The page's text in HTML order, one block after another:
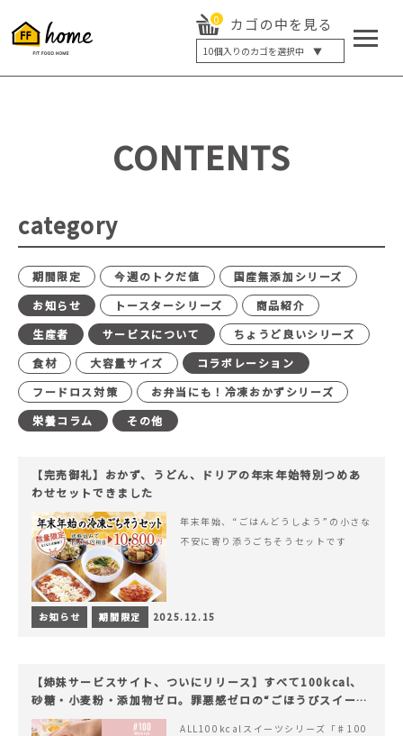
0 カゴの中を見る
10個入りのカゴを選択中 ▼
5個入り
20個入り
最大12%OFF
CONTENTS
category
期間限定 今週のトクだ値
国産無添加シリーズ
お知らせ
トースターシリーズ
商品紹介
生産者
サービスについて
ちょうど良いシリーズ
食材
大容量サイズ
コラボレーション
フードロス対策
お弁当にも！冷凍おかずシリーズ
栄養コラム
その他
【完売御礼】おかず、うどん、ドリアの年末年始特別つめあ
わせセットできました
年末年始、“ごはんどうしよう”の小さな
不安に寄り添うごちそうセットです
お知らせ 期間限定 2025.12.15
【姉妹サービスサイト、ついにリリース】すべて100kcal、
砂糖・小麦粉・添加物ゼロ。罪悪感ゼロの“ごほうびスイー
ツ”『#100（シャープ100）』
ALL100kcalスイーツシリーズ「♯100